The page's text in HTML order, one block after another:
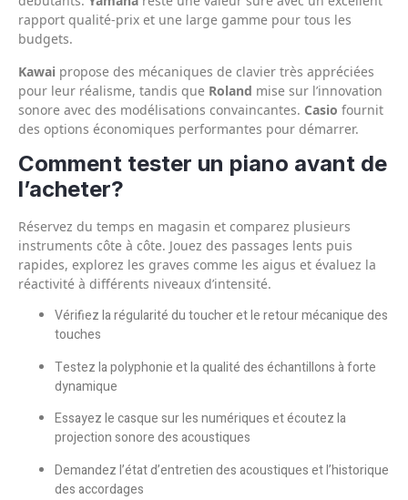
rapport qualité-prix et une large gamme pour tous les
budgets.
Kawai propose des mécaniques de clavier très appréciées
pour leur réalisme, tandis que Roland mise sur l’innovation
sonore avec des modélisations convaincantes. Casio fournit
des options économiques performantes pour démarrer.
Comment tester un piano avant de
l’acheter?
Réservez du temps en magasin et comparez plusieurs
instruments côte à côte. Jouez des passages lents puis
rapides, explorez les graves comme les aigus et évaluez la
réactivité à différents niveaux d’intensité.
Vérifiez la régularité du toucher et le retour mécanique des
touches
Testez la polyphonie et la qualité des échantillons à forte
dynamique
Essayez le casque sur les numériques et écoutez la
projection sonore des acoustiques
Demandez l’état d’entretien des acoustiques et l’historique
des accordages